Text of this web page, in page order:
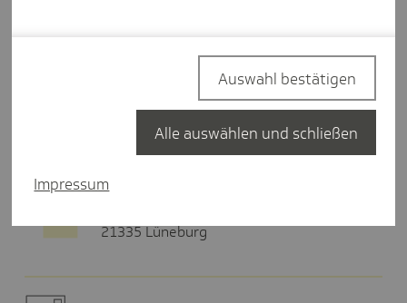
Termin buchen
Hier finden Sie uns
Finkstr. 5
21335 Lüneburg
Impressum
Auswahl bestätigen
Alle auswählen und schließen